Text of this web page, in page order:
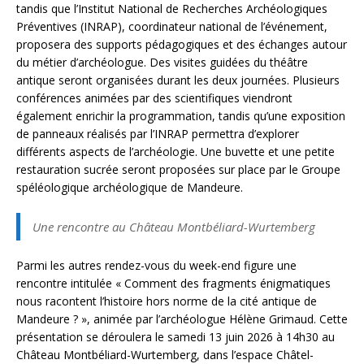
tandis que l’Institut National de Recherches Archéologiques
Préventives (INRAP), coordinateur national de l’événement,
proposera des supports pédagogiques et des échanges autour
du métier d’archéologue. Des visites guidées du théâtre
antique seront organisées durant les deux journées. Plusieurs
conférences animées par des scientifiques viendront
également enrichir la programmation, tandis qu’une exposition
de panneaux réalisés par l’INRAP permettra d’explorer
différents aspects de l’archéologie. Une buvette et une petite
restauration sucrée seront proposées sur place par le Groupe
spéléologique archéologique de Mandeure.
Une rencontre au Château Montbéliard-Wurtemberg
Parmi les autres rendez-vous du week-end figure une
rencontre intitulée « Comment des fragments énigmatiques
nous racontent l’histoire hors norme de la cité antique de
Mandeure ? », animée par l’archéologue Hélène Grimaud. Cette
présentation se déroulera le samedi 13 juin 2026 à 14h30 au
Château Montbéliard-Wurtemberg, dans l’espace Châtel-